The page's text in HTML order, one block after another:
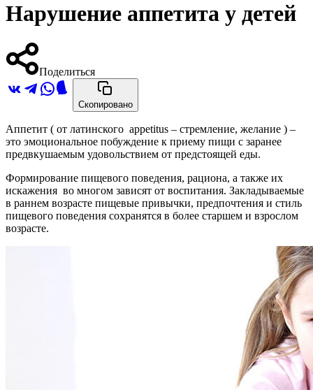
Нарушение аппетита у детей
Поделиться
Скопировано
Аппетит ( от латинского appetitus – стремление, желание ) –
это эмоциональное побуждение к приему пищи с заранее
предвкушаемым удовольствием от предстоящей еды.
Формирование пищевого поведения, рациона, а также их
искажения во многом зависят от воспитания. Закладываемые
в раннем возрасте пищевые привычки, предпочтения и стиль
пищевого поведения сохранятся в более старшем и взрослом
возрасте.